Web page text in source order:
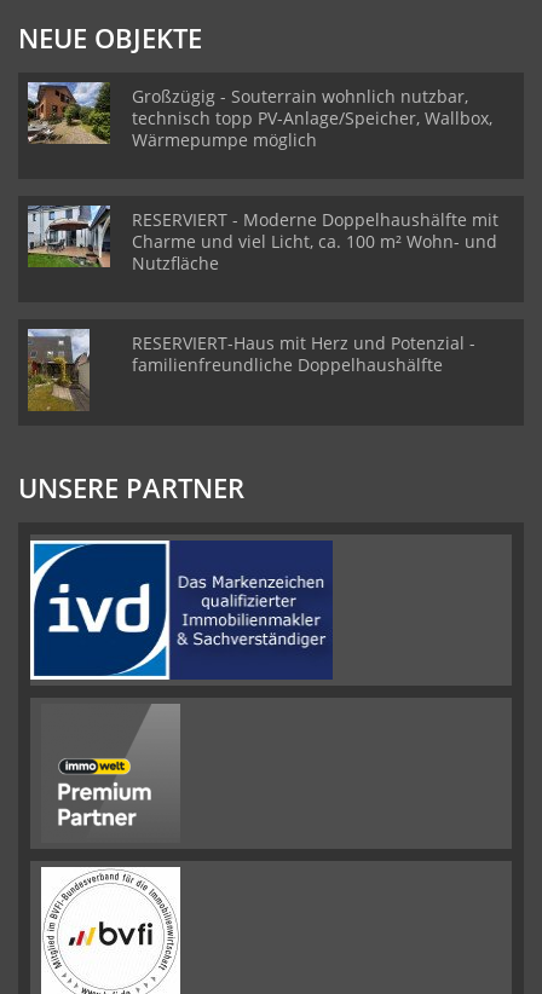
NEUE OBJEKTE
Großzügig - Souterrain wohnlich nutzbar,
technisch topp PV-Anlage/Speicher, Wallbox,
Wärmepumpe möglich
RESERVIERT - Moderne Doppelhaushälfte mit
Charme und viel Licht, ca. 100 m² Wohn- und
Nutzfläche
RESERVIERT-Haus mit Herz und Potenzial -
familienfreundliche Doppelhaushälfte
UNSERE PARTNER